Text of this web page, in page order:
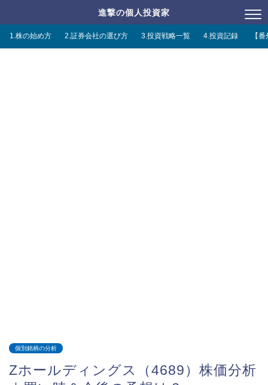
進撃の個人投資家
1.株の始め方 2.証券会社の選び方 3.投資戦略一覧 4.投資記録 【
個別銘柄の分析
Zホールディングス（4689）株価分析